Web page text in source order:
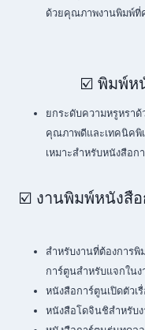
ด้วยคุณภาพงานพิมพ์ที่
☑️ พิมพ์ห
ยกระดับความหรูหรา
คุณภาพดีและเทคนิคพิ
เหมาะสำหรับหนังสือก
☑️ งานพิมพ์หนังสื
สำหรับงานที่ต้องการ
การ์ตูนสำหรับแจกในง
หนังสือการ์ตูนเปิดตัวเ
หนังสือโดจินชิสำหรับง